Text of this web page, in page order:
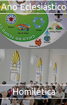
Ano Eclesiástico
Homilética